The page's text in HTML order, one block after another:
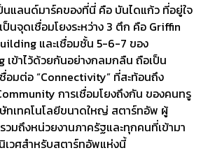
นแลนด์มาร์คของที่นี่ คือ บันไดแก้ว ที่อยู่ใจ
นจุดเชื่อมโยงระหว่าง 3 ตึก คือ Griffin
และเชื่อมชั้น 5-6-7 ของ
เข้าไว้ด้วยกันอย่างกลมกลืน ถือเป็น
อมต่อ “Connectivity” ที่สะท้อนถึง
การเชื่อมโยงถึงกัน ของคนทรู
เทคโนโลยีขนาดใหญ่ สตาร์ทอัพ ผู้
วมถึงหน่วยงานภาครัฐและทุกคนที่เข้ามา
เวศสำหรับสตาร์ทอัพแห่งนี้